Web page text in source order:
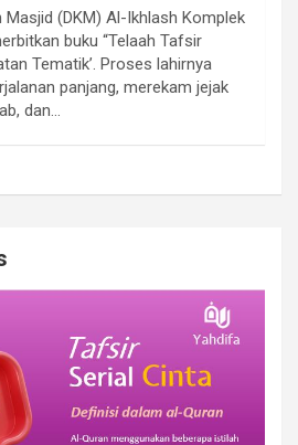
Masjid (DKM) Al-Ikhlash Komplek
buku “Telaah Tafsir
Tematik’. Proses lahirnya
panjang, merekam jejak
dan…